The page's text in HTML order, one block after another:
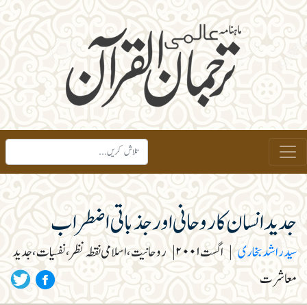
جدید انسان کا روحانی اور جذباتی اضطراب
سید راشد بخاری | اگست ۲۰۰۱ | روحانیت، اسلامی نقطہ نظر، نفسیات، جدید
معاشرت